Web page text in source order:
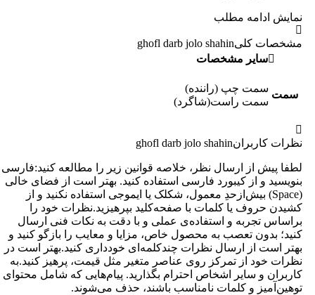
نمایش ادامه مطلب
مشخصات کلیghofl darb jolo shahin
سایر مشخصات
سمت
سمت چپ (راننده)
سمت راست(شاگرد)
نظرات کاربرانghofl darb jolo shahin
لطفا پیش از ارسال نظر، خلاصه قوانین زیر را مطالعه کنید:فارسی
بنویسید و از کیبورد فارسی استفاده کنید. بهتر است از فضای خالی
(Space) بیش‌از‌حدِ معمول، شکلک یا ایموجی استفاده نکنید و از
کشیدن حروف یا کلمات با صفحه‌کلید بپرهیزید.نظرات خود را
براساس تجربه و استفاده‌ی عملی و با دقت به نکات فنی ارسال
کنید؛ بدون تعصب به محصول خاص، مزایا و معایب را بازگو کنید و
بهتر است از ارسال نظرات چندکلمه‌‌ای خودداری کنید.بهتر است در
نظرات خود از تمرکز روی عناصر متغیر مثل قیمت، پرهیز کنید.به
کاربران و سایر اشخاص احترام بگذارید. پیام‌هایی که شامل محتوای
توهین‌آمیز و کلمات نامناسب باشند، حذف می‌شوند.